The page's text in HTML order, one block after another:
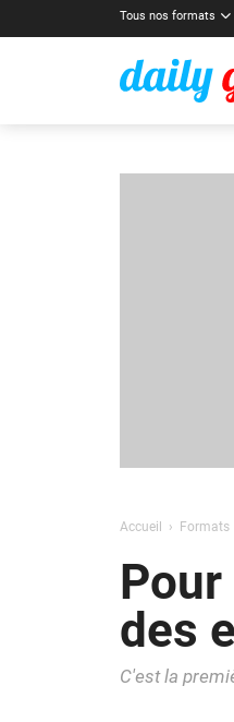
Tous nos formats
Accueil Formats
des
C'est la